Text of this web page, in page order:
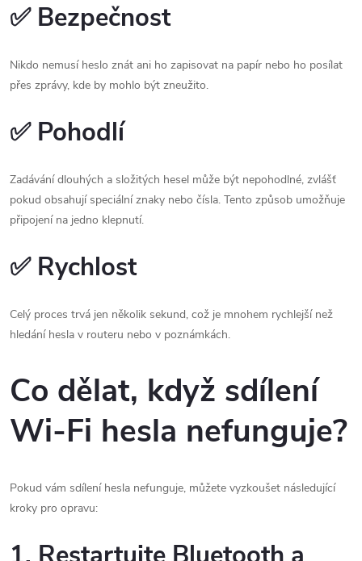
✅ Bezpečnost
Nikdo nemusí heslo znát ani ho zapisovat na papír nebo ho posílat
přes zprávy, kde by mohlo být zneužito.
✅ Pohodlí
Zadávání dlouhých a složitých hesel může být nepohodlné, zvlášť
pokud obsahují speciální znaky nebo čísla. Tento způsob umožňuje
připojení na jedno klepnutí.
✅ Rychlost
Celý proces trvá jen několik sekund, což je mnohem rychlejší než
hledání hesla v routeru nebo v poznámkách.
Co dělat, když sdílení
Wi-Fi hesla nefunguje?
Pokud vám sdílení hesla nefunguje, můžete vyzkoušet následující
kroky pro opravu: